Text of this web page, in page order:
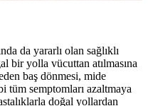
da yararlı olan sağlıklı
bir yolla vücuttan atılmasına
baş dönmesi, mide
tüm semptomları azaltmaya
doğal yollardan